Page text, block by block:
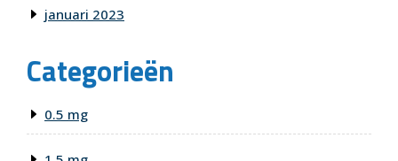
januari 2023
Categorieën
0.5 mg